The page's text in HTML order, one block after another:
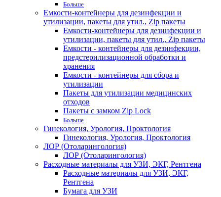
Больше
Емкости-контейнеры для дезинфекции и
утилизации, пакеты для утил., Zip пакеты
Емкости-контейнеры для дезинфекции и
утилизации, пакеты для утил., Zip пакеты
Емкости - контейнеры для дезинфекции,
предстерилизационной обработки и
хранения
Емкости - контейнеры для сбора и
утилизации
Пакеты для утилизации медицинских
отходов
Пакеты с замком Zip Lock
Больше
Гинекология, Урология, Проктология
Гинекология, Урология, Проктология
ЛОР (Отоларингология)
ЛОР (Отоларингология)
Расходные материалы для УЗИ, ЭКГ, Рентгена
Расходные материалы для УЗИ, ЭКГ,
Рентгена
Бумага для УЗИ